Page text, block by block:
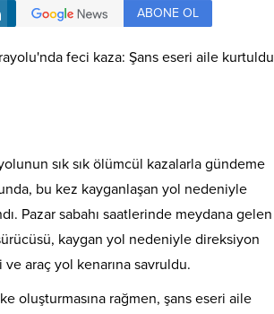
ABONE OL
sık sık ölümcül kazalarla gündeme
bu kez kayganlaşan yol nedeniyle
Pazar sabahı saatlerinde meydana gelen
kaygan yol nedeniyle direksiyon
araç yol kenarına savruldu.
oluşturmasına rağmen, şans eseri aile